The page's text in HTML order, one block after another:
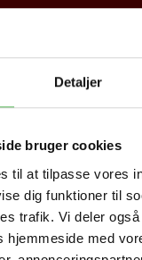
Detaljer
bruger cookies
til at tilpasse vores
dig funktioner til
trafik. Vi deler
hjemmeside med
D. 8
SAT NED
GÆLDER